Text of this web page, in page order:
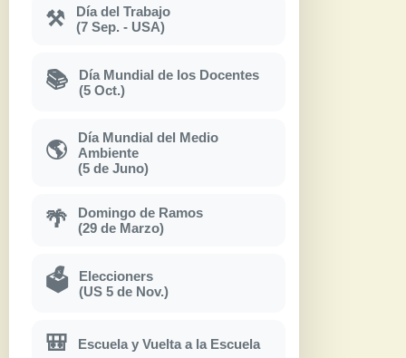
⚒
Día del Trabajo
(7 Sep. - USA)
📚
Día Mundial de los Docentes
(5 Oct.)
🌎
Día Mundial del Medio
Ambiente
(5 de Juno)
🌴
Domingo de Ramos
(29 de Marzo)
🗳
Eleccioners
(US 5 de Nov.)
🎒 Escuela y Vuelta a la Escuela